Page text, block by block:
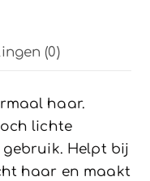
(0)
haar.
lichte
Helpt bij
haar en maakt